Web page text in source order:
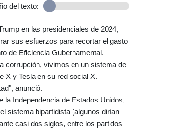
del texto:
en las presidenciales de 2024,
sus esfuerzos para recortar el gasto
de Eficiencia Gubernamental.
corrupción, vivimos en un sistema de
X y Tesla en su red social X.
anunció.
la Independencia de Estados Unidos,
sistema bipartidista (algunos dirían
casi dos siglos, entre los partidos